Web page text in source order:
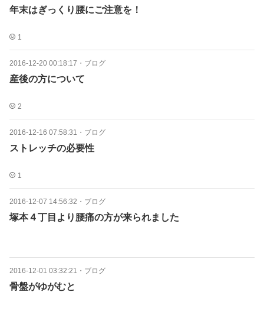
年末はぎっくり腰にご注意を！
1
2016-12-20 00:18:17 ・ ブログ
産後の方について
2
2016-12-16 07:58:31 ・ ブログ
ストレッチの必要性
1
2016-12-07 14:56:32 ・ ブログ
塚本４丁目より腰痛の方が来られました
2016-12-01 03:32:21 ・ ブログ
骨盤がゆがむと